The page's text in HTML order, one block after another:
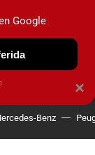
NUEVO
Benz
×
Google